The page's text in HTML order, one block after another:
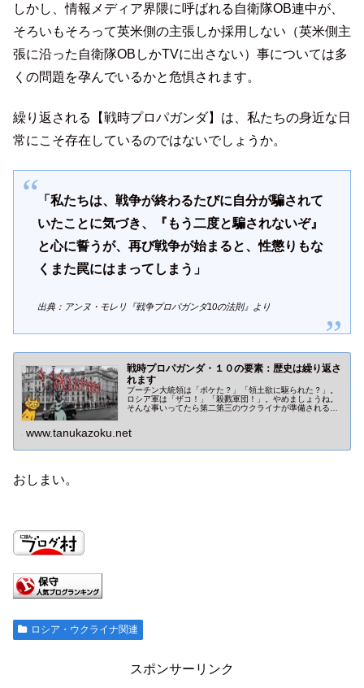
しかし、情報メディア界隈に呼ばれる自衛隊OB連中が、
そろいもそろって英米側の主張しか採用しない（英米側主
張に沿った自衛隊OBしかTVに出さない）事については多
くの問題を孕んでいるかと危惧されます。
繰り返される【戦時プロパガンダ】は、私たちの身近な日
常にこそ存在しているのではないでしょうか。
「私たちは、戦争が終わるたびに自分が騙されて
いたことに気づき、『もう二度と騙されないぞ』
と心に誓うが、再び戦争が始まると、性懲りもな
くまた罠にはまってしまう」
出典：アンヌ・モレリ『戦争プロパガンダ10の法則』より
戦時プロパガンダ・１０の要素：歴史は繰り返さ
れます
プーチン大統領は「ボケた？」「領土欲に駆られた？」。
ロシア軍は「ザコ！」「殺戮軍団！」。やめましょうね。
そんな事いってたら第二第三のウクライナが準備されるだ
www.tanukazoku.net
おしまい。
ロシア・ウクライナ関連
スポンサーリンク